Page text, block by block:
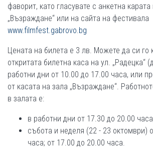
фаворит, като гласувате с анкетна карата
„Възраждане“ или на сайта на фестивала
www.filmfest.gabrovo.bg
Цената на билета е 3 лв. Можете да си го
откритата билетна каса на ул. „Радецка“
работни дни от 10.00 до 17.00 часа, или
от касата на зала „Възраждане“.
в залата е:
в работни дни от 17.30 до 20.00
събота и неделя (22 - 23 октомври)
часа; от 17.00 до 20.00 часа.